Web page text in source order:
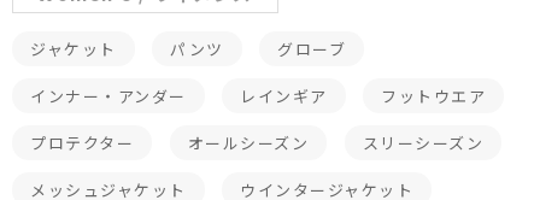
ジャケット パンツ グローブ
インナー・アンダー レインギア フットウエア
プロテクター オールシーズン スリーシーズン
メッシュジャケット ウインタージャケット